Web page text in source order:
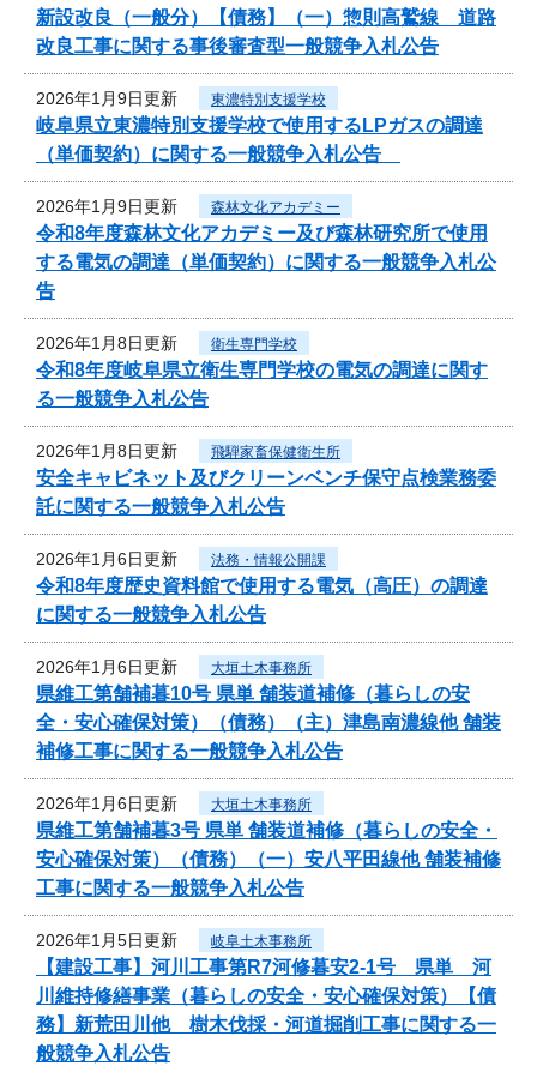
新設改良（一般分）【債務】（一）惣則高鷲線 道路
改良工事に関する事後審査型一般競争入札公告
2026年1月9日更新 東濃特別支援学校
岐阜県立東濃特別支援学校で使用するLPガスの調達
（単価契約）に関する一般競争入札公告
2026年1月9日更新 森林文化アカデミー
令和8年度森林文化アカデミー及び森林研究所で使用
する電気の調達（単価契約）に関する一般競争入札公
告
2026年1月8日更新 衛生専門学校
令和8年度岐阜県立衛生専門学校の電気の調達に関す
る一般競争入札公告
2026年1月8日更新 飛騨家畜保健衛生所
安全キャビネット及びクリーンベンチ保守点検業務委
託に関する一般競争入札公告
2026年1月6日更新 法務・情報公開課
令和8年度歴史資料館で使用する電気（高圧）の調達
に関する一般競争入札公告
2026年1月6日更新 大垣土木事務所
県維工第舗補暮10号 県単 舗装道補修（暮らしの安
全・安心確保対策）（債務）（主）津島南濃線他 舗装
補修工事に関する一般競争入札公告
2026年1月6日更新 大垣土木事務所
県維工第舗補暮3号 県単 舗装道補修（暮らしの安全・
安心確保対策）（債務）（一）安八平田線他 舗装補修
工事に関する一般競争入札公告
2026年1月5日更新 岐阜土木事務所
【建設工事】河川工事第R7河修暮安2-1号 県単 河
川維持修繕事業（暮らしの安全・安心確保対策）【債
務】新荒田川他 樹木伐採・河道掘削工事に関する一
般競争入札公告